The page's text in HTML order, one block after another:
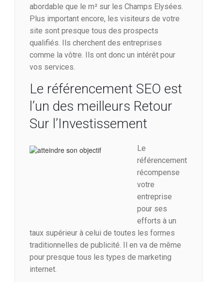
abordable que le m² sur les Champs Elysées.
Plus important encore, les visiteurs de votre
site sont presque tous des prospects
qualifiés. Ils cherchent des entreprises
comme la vôtre. Ils ont donc un intérêt pour
vos services.
Le référencement SEO est
l’un des meilleurs Retour
Sur l’Investissement
Le
référencement
récompense
votre
entreprise
pour ses
efforts à un
taux supérieur à celui de toutes les formes
traditionnelles de publicité. Il en va de même
pour presque tous les types de marketing
internet.